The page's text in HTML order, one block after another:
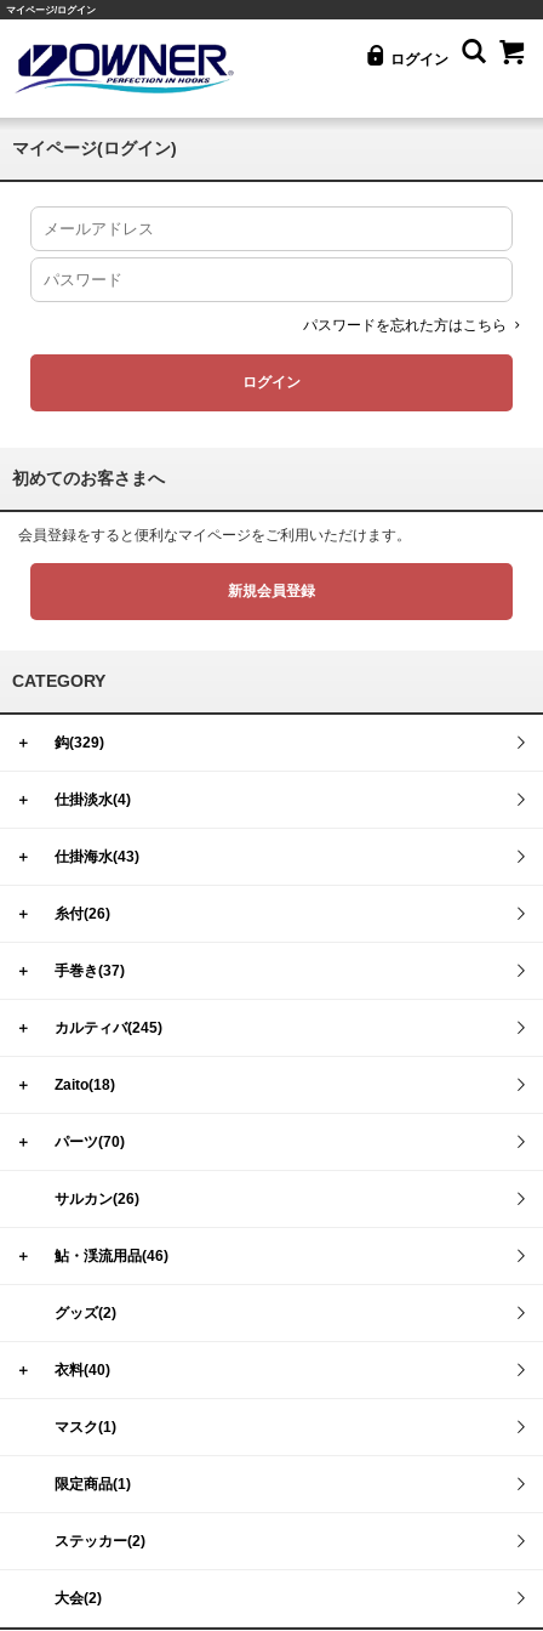
マイページ/ログイン
ログイン
マイページ(ログイン)
パスワードを忘れた方はこちら
初めてのお客さまへ
会員登録をすると便利なマイページをご利用いただけます。
新規会員登録
CATEGORY
＋ 鈎(329)
＋ 仕掛淡水(4)
＋ 仕掛海水(43)
＋ 糸付(26)
＋ 手巻き(37)
＋ カルティバ(245)
＋ Zaito(18)
＋ パーツ(70)
サルカン(26)
＋ 鮎・渓流用品(46)
グッズ(2)
＋ 衣料(40)
マスク(1)
限定商品(1)
ステッカー(2)
大会(2)